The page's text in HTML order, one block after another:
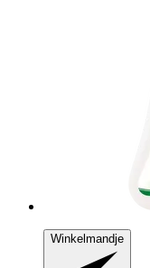
Winkelmandje